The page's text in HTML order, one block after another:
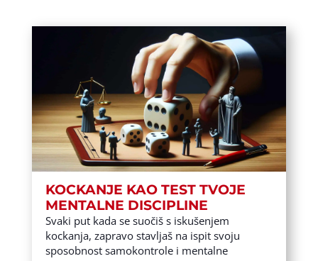
KOCKANJE KAO TEST TVOJE
MENTALNE DISCIPLINE
Svaki put kada se suočiš s iskušenjem
kockanja, zapravo stavljaš na ispit svoju
sposobnost samokontrole i mentalne